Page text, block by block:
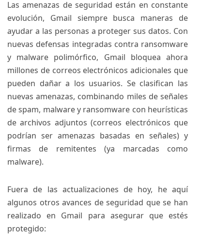
Las amenazas de seguridad están en constante
evolución, Gmail siempre busca maneras de
ayudar a las personas a proteger sus datos. Con
nuevas defensas integradas contra ransomware
y malware polimórfico, Gmail bloquea ahora
millones de correos electrónicos adicionales que
pueden dañar a los usuarios. Se clasifican las
nuevas amenazas, combinando miles de señales
de spam, malware y ransomware con heurísticas
de archivos adjuntos (correos electrónicos que
podrían ser amenazas basadas en señales) y
firmas de remitentes (ya marcadas como
malware).
Fuera de las actualizaciones de hoy, he aquí
algunos otros avances de seguridad que se han
realizado en Gmail para asegurar que estés
protegido: